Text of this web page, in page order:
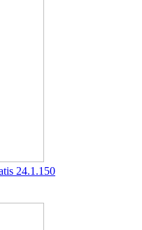
24.1.150